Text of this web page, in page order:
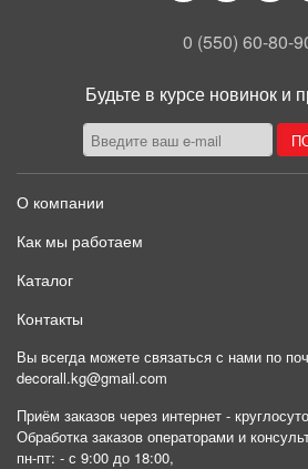
0 (550) 60-80-
Будьте в курсе новинок и
О компании
Как мы работаем
Каталог
Контакты
Вы всегда можете связаться с нами по
decorall.kg@gmail.com
Приём заказов через интернет -
Обработка заказов операторами и
пн-пт: - с 9:00 до 18:00,